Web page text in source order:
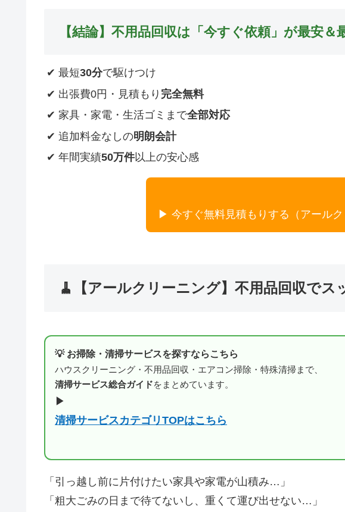
【結論】不用品回収は「今すぐ依頼」が最安＆
✔ 最短30分で駆けつけ
✔ 出張費0円・見積もり 完全無料
✔ 家具・家電・生活ゴミまで全部対応
✔ 追加料金なしの明朗会計
✔ 年間実績50万件以上の安心感
▶ 今すぐ無料見積もりする（アールク
🧹【アールクリーニング】不用品回収でス
💡 お掃除・清掃サービスを探すならこちら
ハウスクリーニング・不用品回収・エアコン掃除・特殊清掃まで、
清掃サービス総合ガイドをまとめています。
▶
清掃サービスカテゴリTOPはこちら
「引っ越し前に片付けたい家具や家電が山積み…」
「粗大ごみの日まで待てないし、重くて運び出せない…」